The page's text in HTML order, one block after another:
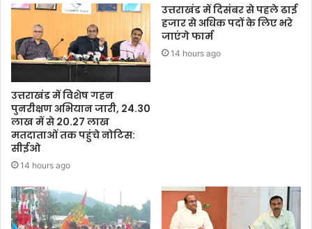
उत्तराखंड में विशेष गहन
पुनरीक्षण अभियान जारी, 24.30
लाख में से 20.27 लाख
मतदाताओं तक पहुंचे नोटिस:
सीईओ
14 hours ago
उत्तराखंड में दिसंबर से पहले ढाई
हजार से अधिक पदों के लिए भरे
जाएंगे फार्म
14 hours ago